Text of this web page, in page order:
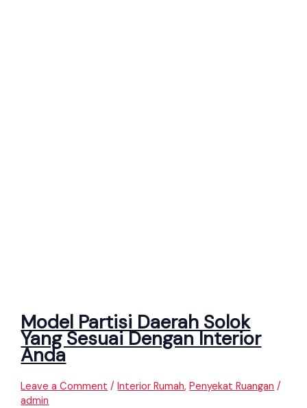
Model Partisi Daerah Solok
Yang Sesuai Dengan Interior
Anda
Leave a Comment /Interior Rumah,Penyekat Ruangan /
admin